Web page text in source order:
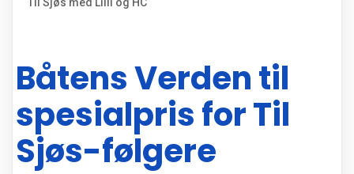
Båtens Verden til
spesialpris for Til
Sjøs-følgere